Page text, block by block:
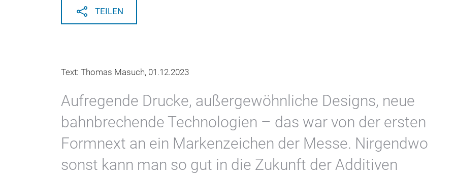
TEILEN
Text: Thomas Masuch, 01.12.2023
Aufregende Drucke, außergewöhnliche Designs, neue
bahnbrechende Technologien – das war von der ersten
Formnext an ein Markenzeichen der Messe. Nirgendwo
sonst kann man so gut in die Zukunft der Additiven